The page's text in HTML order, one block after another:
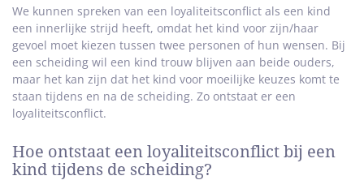
We kunnen spreken van een loyaliteitsconflict als een kind
een innerlijke strijd heeft, omdat het kind voor zijn/haar
gevoel moet kiezen tussen twee personen of hun wensen. Bij
een scheiding wil een kind trouw blijven aan beide ouders,
maar het kan zijn dat het kind voor moeilijke keuzes komt te
staan tijdens en na de scheiding. Zo ontstaat er een
loyaliteitsconflict.
Hoe ontstaat een loyaliteitsconflict bij een
kind tijdens de scheiding?